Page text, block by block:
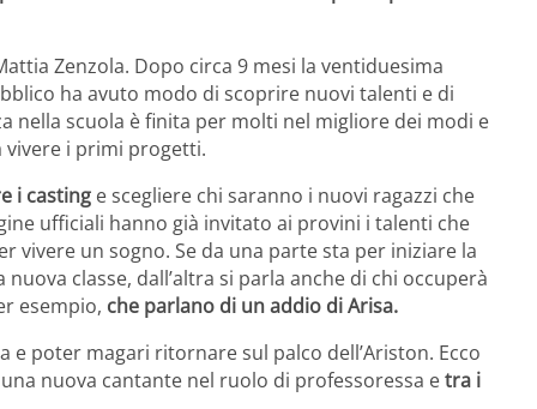
Zenzola. Dopo circa 9 mesi la ventiduesima
ha avuto modo di scoprire nuovi talenti e di
nella scuola è finita per molti nel migliore dei modi e
vivere i primi progetti.
i casting e scegliere chi saranno i nuovi ragazzi che
ufficiali hanno già invitato ai provini i talenti che
un sogno. Se da una parte sta per iniziare la
classe, dall’altra si parla anche di chi occuperà
esempio, che parlano di un addio di Arisa.
poter magari ritornare sul palco dell’Ariston. Ecco
nuova cantante nel ruolo di professoressa etra i